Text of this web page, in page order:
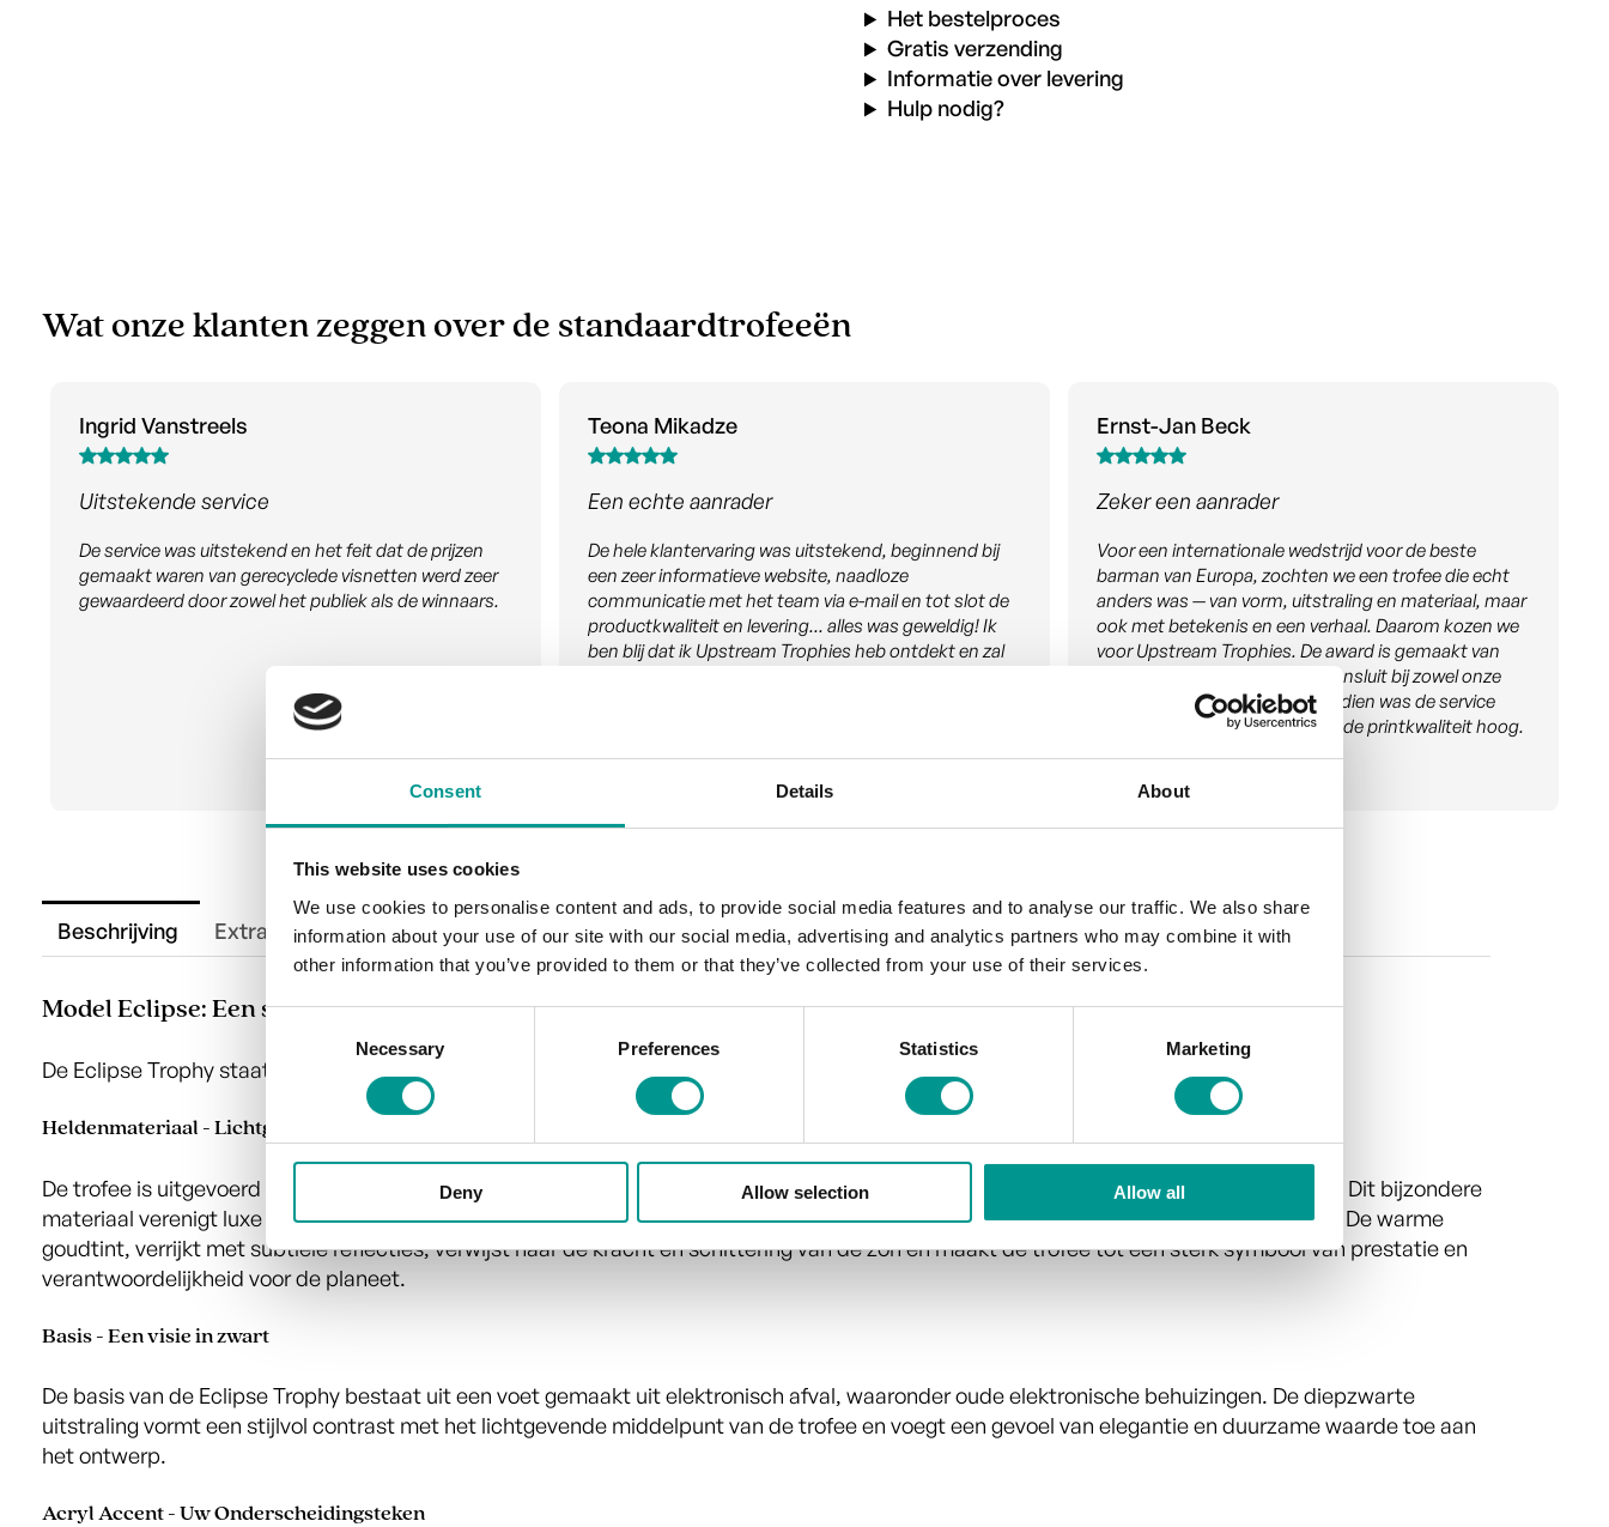
Consent Details About
This website uses cookies
We use cookies to personalise content and ads, to provide social media features and to analyse our traffic. We also share
information about your use of our site with our social media, advertising and analytics partners who may combine it with
other information that you’ve provided to them or that they’ve collected from your use of their services.
Consent
Necessary Preferences Statistics Marketing
Deny Allow selection Allow all
Het bestelproces
Gratis verzending
Informatie over levering
Hulp nodig?
Wat onze klanten zeggen over de standaardtrofeeën
Teona Mikadze
Een echte aanrader
De hele klantervaring was uitstekend, beginnend bij
een zeer informatieve website, naadloze
communicatie met het team via e-mail en tot slot de
Ernst-Jan Beck
Zeker een aanrader
Voor een internationale wedstrijd voor de beste
barman van Europa, zochten we een trofee die echt
anders was — van vorm, uitstraling en materiaal, maar
ook met betekenis en een verhaal. Daarom kozen we
voor Upstream Trophies. De award is gemaakt van
Jeanette Verdonk
Win win win
Heroverwegen en hergebruiken. Mooie trofee, goed
verhaal en trotse winnaars. Win-Win-Win
Beschrijving Extra informatie
Model Eclipse: Een symfonie van duurzame elegantie
De Eclipse Trophy staat voor verfijning en milieubewustzijn en brengt prestaties tot leven in een krachtig en elegant ontwerp.
Heldenmateriaal - Lichtgevende Gouden Parel
De trofee is uitgevoerd in een schitterend goudkleurig parelmoermateriaal, op unieke wijze gemaakt uit gerecyclede chocoladevormen. Dit bijzondere
materiaal verenigt luxe met milieubewustzijn en laat een parelmoereffect zien dat de trofee een levendige, glanzende uitstraling geeft. De warme
goudtint, verrijkt met subtiele reflecties, verwijst naar de kracht en schittering van de zon en maakt de trofee tot een sterk symbool van prestatie en
verantwoordelijkheid voor de planeet.
Basis - Een visie in zwart
De basis van de Eclipse Trophy bestaat uit een voet gemaakt uit elektronisch afval, waaronder oude elektronische behuizingen. De diepzwarte
uitstraling vormt een stijlvol contrast met het lichtgevende middelpunt van de trofee en voegt een gevoel van elegantie en duurzame waarde toe aan
het ontwerp.
Acryl Accent - Uw Onderscheidingsteken